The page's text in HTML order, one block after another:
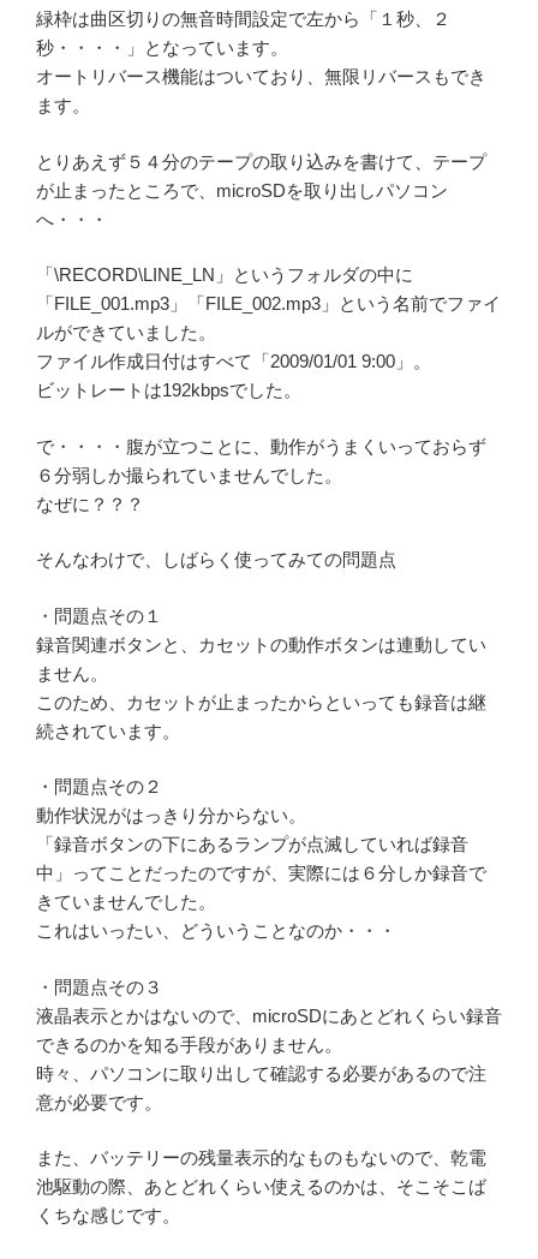
緑枠は曲区切りの無音時間設定で左から「１秒、２
秒・・・・」となっています。
オートリバース機能はついており、無限リバースもでき
ます。
とりあえず５４分のテープの取り込みを書けて、テープ
が止まったところで、microSDを取り出しパソコン
へ・・・
「\RECORD\LINE_LN」というフォルダの中に
「FILE_001.mp3」「FILE_002.mp3」という名前でファイ
ルができていました。
ファイル作成日付はすべて「2009/01/01 9:00」。
ビットレートは192kbpsでした。
で・・・・腹が立つことに、動作がうまくいっておらず
６分弱しか撮られていませんでした。
なぜに？？？
そんなわけで、しばらく使ってみての問題点
・問題点その１
録音関連ボタンと、カセットの動作ボタンは連動してい
ません。
このため、カセットが止まったからといっても録音は継
続されています。
・問題点その２
動作状況がはっきり分からない。
「録音ボタンの下にあるランプが点滅していれば録音
中」ってことだったのですが、実際には６分しか録音で
きていませんでした。
これはいったい、どういうことなのか・・・
・問題点その３
液晶表示とかはないので、microSDにあとどれくらい録音
できるのかを知る手段がありません。
時々、パソコンに取り出して確認する必要があるので注
意が必要です。
また、バッテリーの残量表示的なものもないので、乾電
池駆動の際、あとどれくらい使えるのかは、そこそこば
くちな感じです。